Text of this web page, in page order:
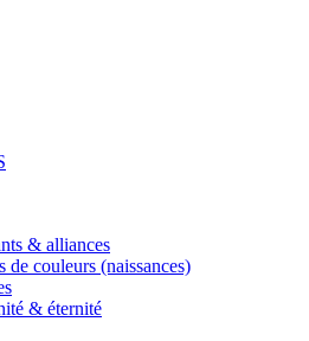
& alliances
de couleurs (naissances)
& éternité